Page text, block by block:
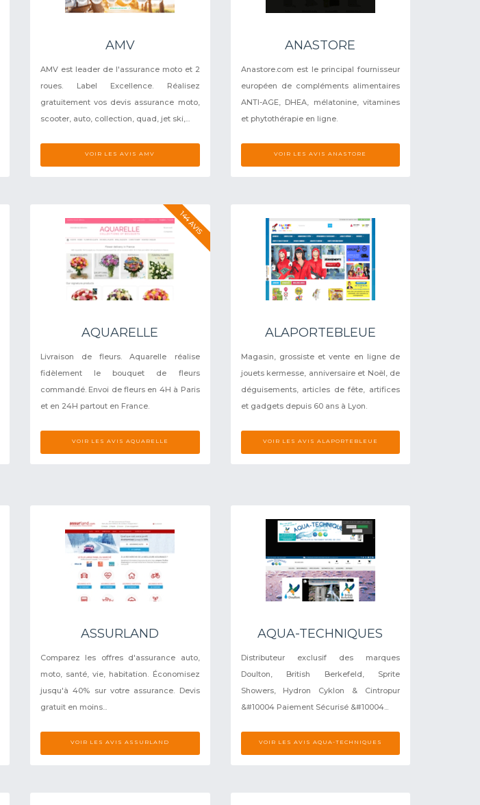
AMV
AMV est leader de l'assurance moto et 2
roues. Label Excellence. Réalisez
gratuitement vos devis assurance moto,
scooter, auto, collection, quad, jet ski,...
VOIR LES AVIS AMV
ANASTORE
Anastore.com est le principal fournisseur
européen de compléments alimentaires
ANTI-AGE, DHEA, mélatonine, vitamines
et phytothérapie en ligne.
VOIR LES AVIS ANASTORE
144 AVIS
AQUARELLE
Livraison de fleurs. Aquarelle réalise
fidèlement le bouquet de fleurs
commandé. Envoi de fleurs en 4H à Paris
et en 24H partout en France.
VOIR LES AVIS AQUARELLE
ALAPORTEBLEUE
Magasin, grossiste et vente en ligne de
jouets kermesse, anniversaire et Noël, de
déguisements, articles de fête, artifices
et gadgets depuis 60 ans à Lyon.
VOIR LES AVIS ALAPORTEBLEUE
ASSURLAND
Comparez les offres d'assurance auto,
moto, santé, vie, habitation. Économisez
jusqu'à 40% sur votre assurance. Devis
gratuit en moins...
VOIR LES AVIS ASSURLAND
AQUA-TECHNIQUES
Distributeur exclusif des marques
Doulton, British Berkefeld, Sprite
Showers, Hydron Cyklon & Cintropur
&#10004 Paiement Sécurisé &#10004...
VOIR LES AVIS AQUA-TECHNIQUES